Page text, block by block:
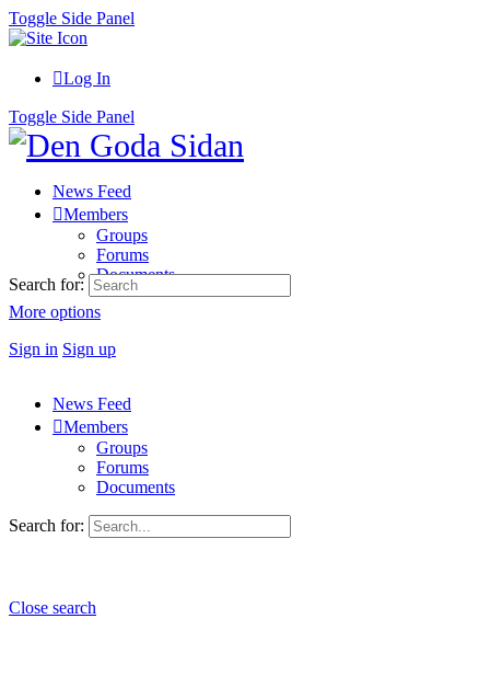
Toggle Side Panel
Log In
Toggle Side Panel
News Feed
Members
Groups
Forums
Documents
More options
Sign in Sign up
Search for:
News Feed
Members
Groups
Forums
Documents
Search for:
Close search